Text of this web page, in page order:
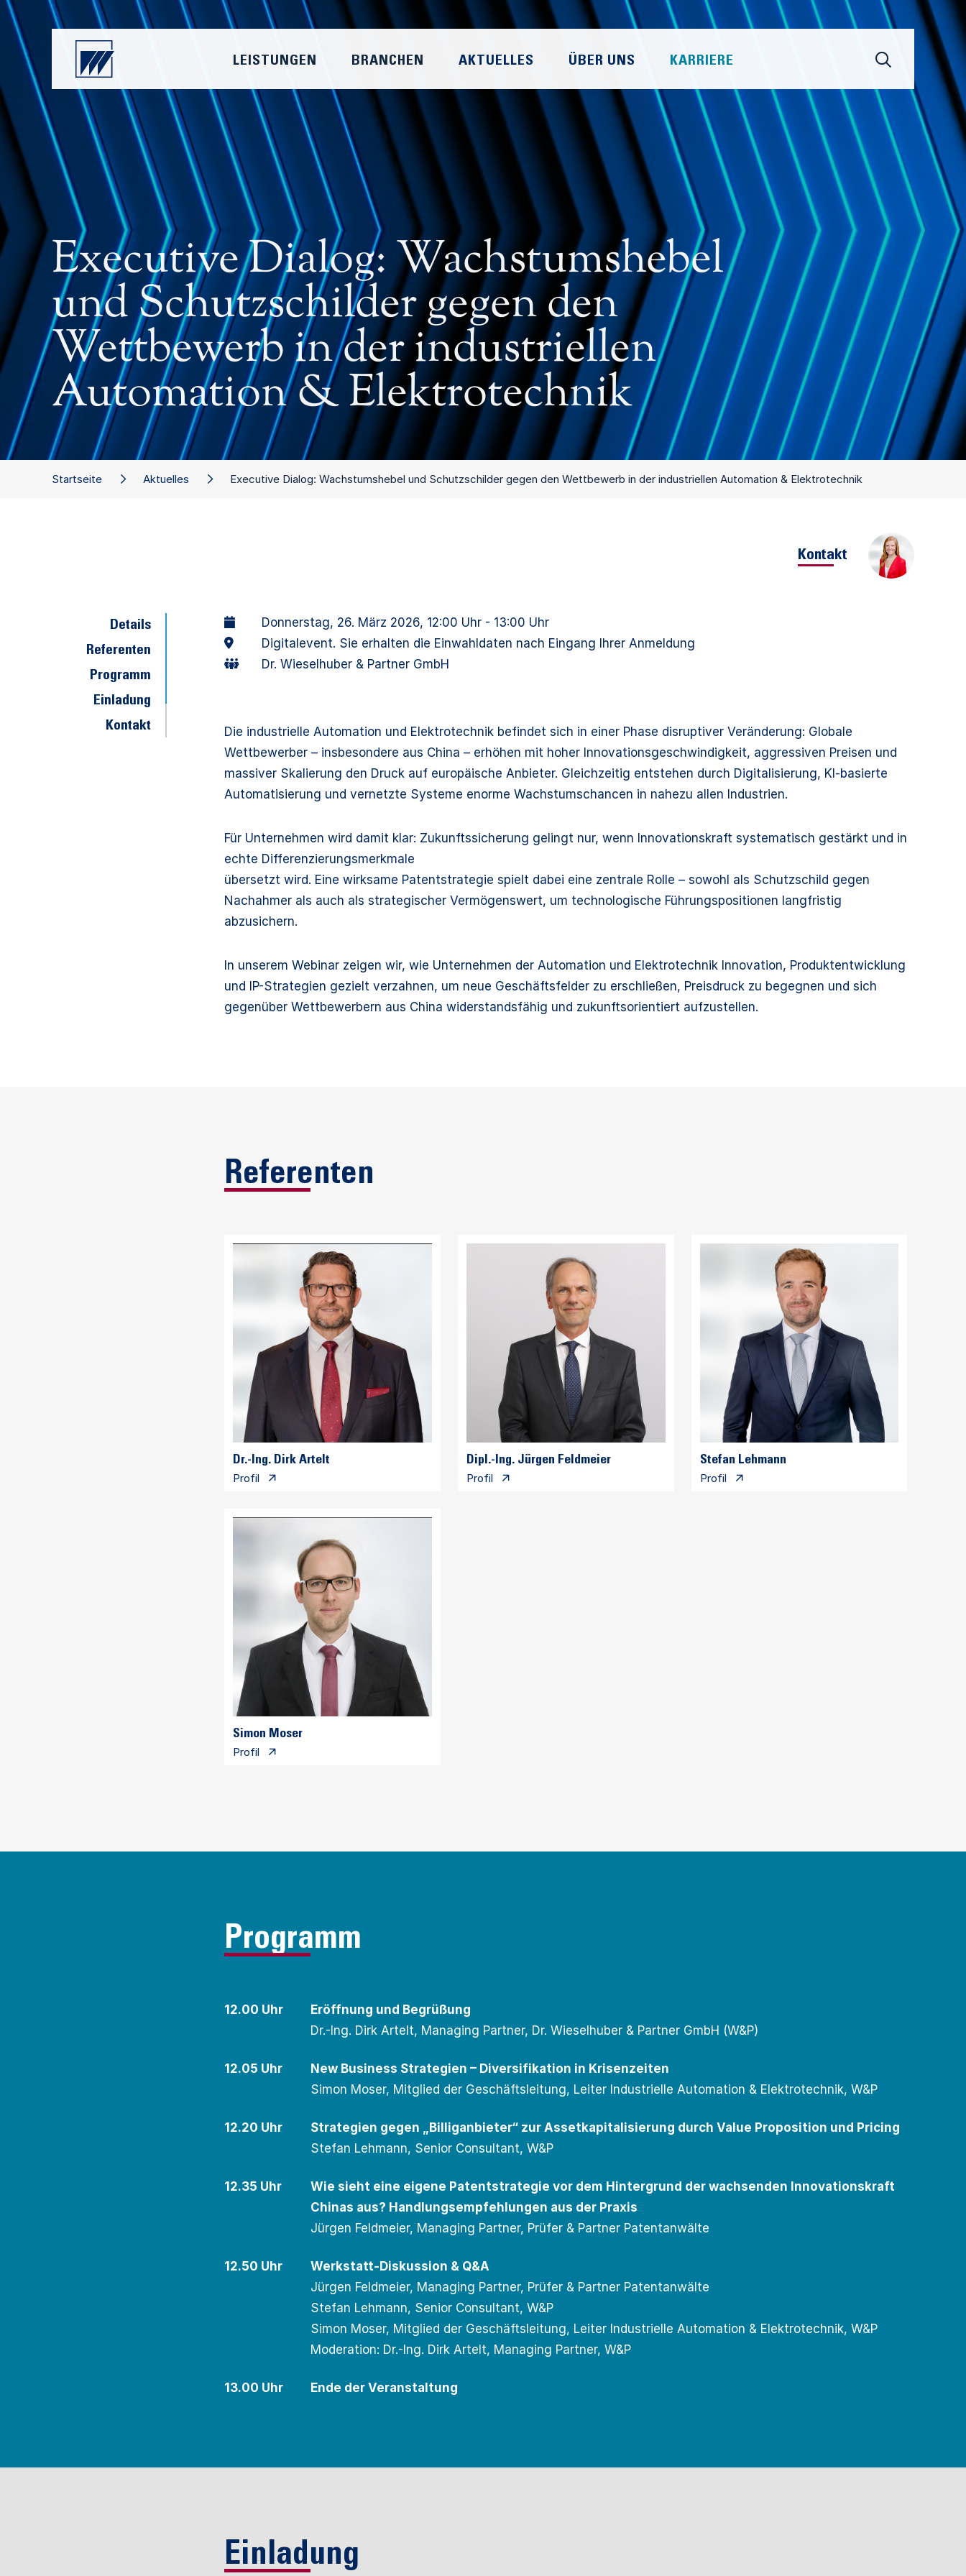
Donnerstag, 26. März 2026, 12:00 Uhr - 13:00 Uhr
Digitalevent. Sie erhalten die Einwahldaten nach Eingang Ihrer Anmeldung
Dr. Wieselhuber & Partner GmbH
Die industrielle Automation und Elektrotechnik befindet sich in einer Phase disruptiver Veränderung: Globale
Wettbewerber – insbesondere aus China – erhöhen mit hoher Innovationsgeschwindigkeit, aggressiven Preisen und
massiver Skalierung den Druck auf europäische Anbieter. Gleichzeitig entstehen durch Digitalisierung, KI-basierte
Automatisierung und vernetzte Systeme enorme Wachstumschancen in nahezu allen Industrien.
Für Unternehmen wird damit klar: Zukunftssicherung gelingt nur, wenn Innovationskraft systematisch gestärkt und in
echte Differenzierungsmerkmale
übersetzt wird. Eine wirksame Patentstrategie spielt dabei eine zentrale Rolle – sowohl als Schutzschild gegen
Nachahmer als auch als strategischer Vermögenswert, um technologische Führungspositionen langfristig
abzusichern.
In unserem Webinar zeigen wir, wie Unternehmen der Automation und Elektrotechnik Innovation, Produktentwicklung
und IP-Strategien gezielt verzahnen, um neue Geschäftsfelder zu erschließen, Preisdruck zu begegnen und sich
gegenüber Wettbewerbern aus China widerstandsfähig und zukunftsorientiert aufzustellen.
Kontakt
Startseite Aktuelles Executive Dialog: Wachstumshebel und Schutzschilder gegen den Wettbewerb in der industriellen Automation & Elektrotechnik
Programm
12.00 Uhr
Eröffnung und Begrüßung
Dr.-Ing. Dirk Artelt, Managing Partner, Dr. Wieselhuber & Partner GmbH (W&P)
12.05 Uhr
New Business Strategien – Diversifikation in Krisenzeiten
Simon Moser, Mitglied der Geschäftsleitung, Leiter Industrielle Automation & Elektrotechnik, W&P
12.20 Uhr
Strategien gegen „Billiganbieter“ zur Assetkapitalisierung durch Value Proposition und Pricing
Stefan Lehmann, Senior Consultant, W&P
12.35 Uhr
Wie sieht eine eigene Patentstrategie vor dem Hintergrund der wachsenden Innovationskraft
Chinas aus? Handlungsempfehlungen aus der Praxis
Jürgen Feldmeier, Managing Partner, Prüfer & Partner Patentanwälte
12.50 Uhr
Werkstatt-Diskussion & Q&A
Jürgen Feldmeier, Managing Partner, Prüfer & Partner Patentanwälte
Stefan Lehmann, Senior Consultant, W&P
Simon Moser, Mitglied der Geschäftsleitung, Leiter Industrielle Automation & Elektrotechnik, W&P
Moderation: Dr.-Ing. Dirk Artelt, Managing Partner, W&P
13.00 Uhr Ende der Veranstaltung
Executive Dialog: Wachstumshebel
und Schutzschilder gegen den
Wettbewerb in der industriellen
Automation & Elektrotechnik
LEISTUNGEN BRANCHEN AKTUELLES ÜBER UNS KARRIERE
Einladung
Referenten
Dr.-Ing. Dirk Artelt
Profil
Dipl.-Ing. Jürgen Feldmeier
Profil
Stefan Lehmann
Profil
Simon Moser
Profil
Details
Referenten
Programm
Einladung
Kontakt